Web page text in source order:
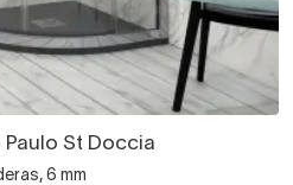
Paulo St Doccia
6 mm